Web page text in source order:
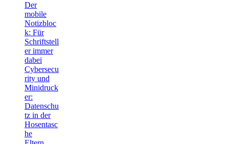
Der
mobile
Notizbloc
k: Für
Schriftstell
er immer
dabei
Cybersecu
rity und
Minidruck
er:
Datenschu
tz in der
Hosentasc
he